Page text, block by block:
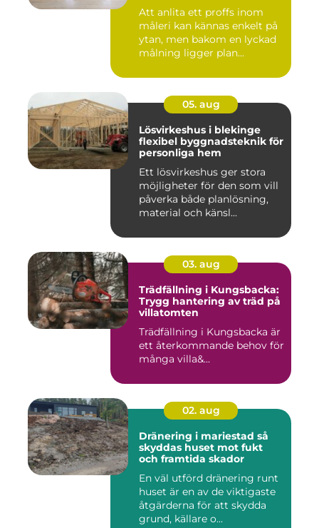
Att anlita ett proffs inom
måleri kan kännas enkelt på
ytan, men bakom en lyckad
målning ligger plan...
05. aug
Lösvirkeshus i blekinge
flexibel byggnadsteknik för
personliga hem
Ett lösvirkeshus ger stora
möjligheter för den som vill
påverka både planlösning,
material och känsl...
03. aug
Trädfällning i Kungsbacka:
Trygg hantering av träd på
villatomten
Trädfällning i Kungsbacka är
ett återkommande behov för
många villa&...
02. aug
Dränering i mariestad så
skyddas huset mot fukt
och framtida skador
En väl utförd dränering runt
huset är en av de viktigaste
åtgärderna för att skydda
grund, källare o...